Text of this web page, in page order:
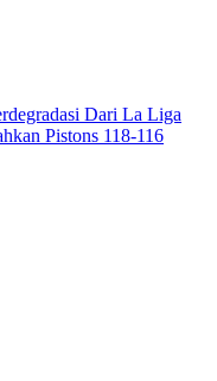
Dari La Liga
Pistons 118-116